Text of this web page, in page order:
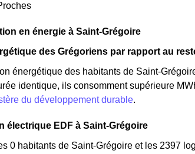
en énergie à Saint-Grégoire
des Grégoriens par rapport au
énergétique des habitants de Saint-
identique, ils consomment supérieure
du développement durable.
électrique EDF à Saint-Grégoire
0 habitants de Saint-Grégoire et les 2397